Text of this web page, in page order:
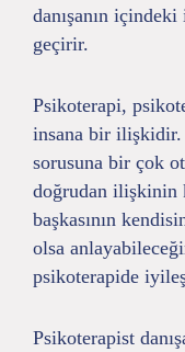
danışanın
geçirir.
Psikoterapi,
insana bir ilişkidir.
sorusuna bir çok
doğrudan ilişkinin
başkasının
olsa
psikoterapide
Psikoterapist